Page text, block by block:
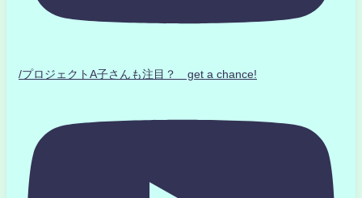
/プロジェクトA子さんも注目？ get a chance!